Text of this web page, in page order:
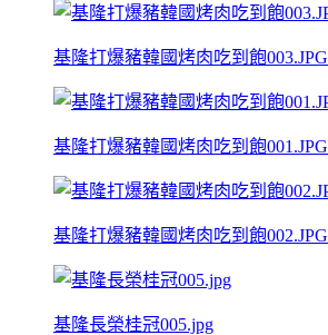
基隆打爆豬韓國烤肉吃到飽003.JPG
基隆打爆豬韓國烤肉吃到飽001.JPG
基隆打爆豬韓國烤肉吃到飽002.JPG
基隆長榮桂冠005.jpg